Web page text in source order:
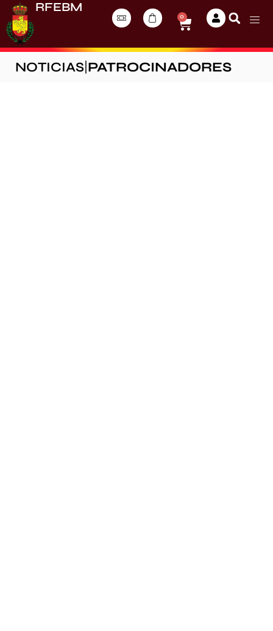
RFEBM
0
NOTICIAS PATROCINADORES